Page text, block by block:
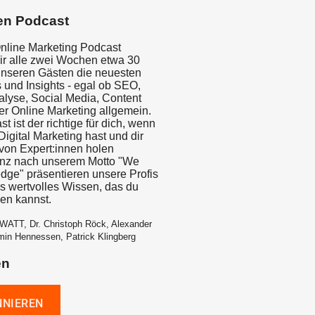
Podcast
Marketing Podcast
alle zwei Wochen etwa 30
Gästen die neuesten
und Insights - egal ob SEO,
Social Media, Content
Online Marketing allgemein.
ist der richtige für dich, wenn
Marketing hast und dir
Expert:innen holen
nach unserem Motto "We
präsentieren unsere Profis
wertvolles Wissen, das du
kannst.
Dr. Christoph Röck, Alexander
Hennessen, Patrick Klingberg